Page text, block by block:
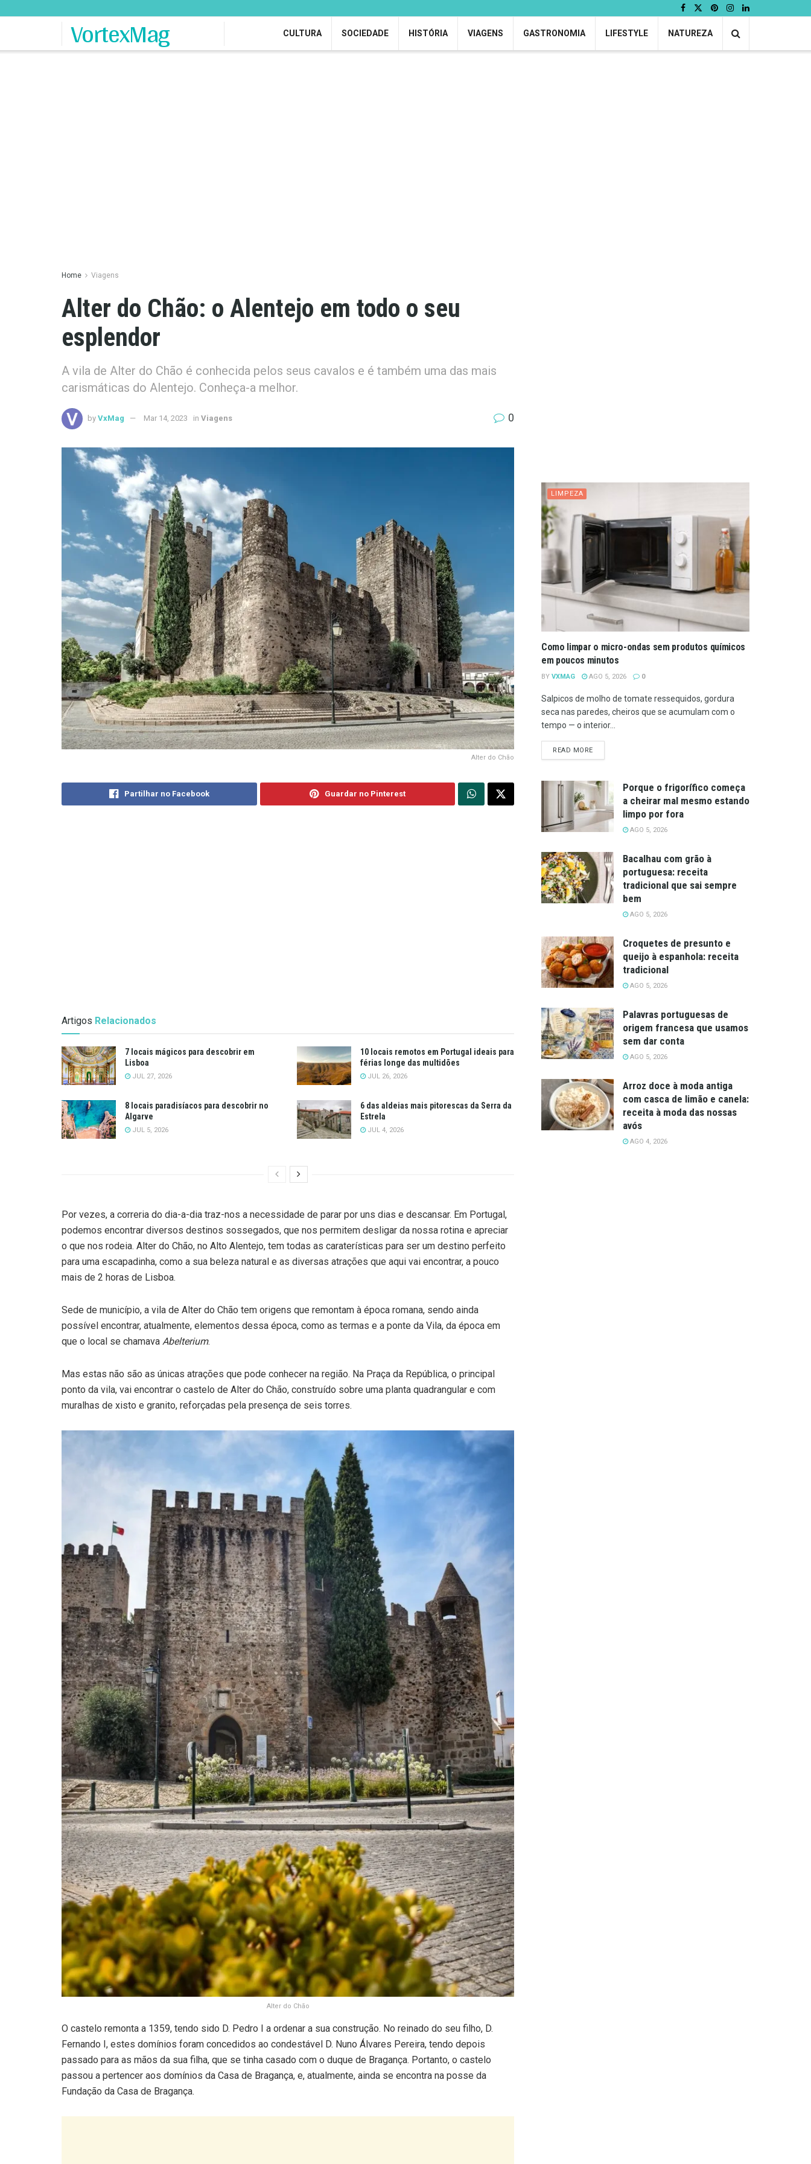
VortexMag CULTURA SOCIEDADE HISTÓRIA VIAGENS GASTRONOMIA LIFESTYLE NATUREZA
Home Viagens
Alter do Chão: o Alentejo em todo o seu
esplendor
A vila de Alter do Chão é conhecida pelos seus cavalos e é também uma das mais
carismáticas do Alentejo. Conheça-a melhor.
by VxMag Mar 14, 2023 in Viagens 0
Alter do Chão
Partilhar no Facebook Guardar no Pinterest
Artigos Relacionados
7 locais mágicos para descobrir em
Lisboa
JUL 27, 2026
10 locais remotos em Portugal ideais para
férias longe das multidões
JUL 26, 2026
8 locais paradisíacos para descobrir no
Algarve
JUL 5, 2026
6 das aldeias mais pitorescas da Serra da
Estrela
JUL 4, 2026
Por vezes, a correria do dia-a-dia traz-nos a necessidade de parar por uns dias e descansar. Em Portugal,
podemos encontrar diversos destinos sossegados, que nos permitem desligar da nossa rotina e apreciar
o que nos rodeia. Alter do Chão, no Alto Alentejo, tem todas as caraterísticas para ser um destino perfeito
para uma escapadinha, como a sua beleza natural e as diversas atrações que aqui vai encontrar, a pouco
mais de 2 horas de Lisboa.
Sede de município, a vila de Alter do Chão tem origens que remontam à época romana, sendo ainda
possível encontrar, atualmente, elementos dessa época, como as termas e a ponte da Vila, da época em
que o local se chamava Abelterium.
Mas estas não são as únicas atrações que pode conhecer na região. Na Praça da República, o principal
ponto da vila, vai encontrar o castelo de Alter do Chão, construído sobre uma planta quadrangular e com
muralhas de xisto e granito, reforçadas pela presença de seis torres.
Alter do Chão
O castelo remonta a 1359, tendo sido D. Pedro I a ordenar a sua construção. No reinado do seu filho, D.
Fernando I, estes domínios foram concedidos ao condestável D. Nuno Álvares Pereira, tendo depois
passado para as mãos da sua filha, que se tinha casado com o duque de Bragança. Portanto, o castelo
passou a pertencer aos domínios da Casa de Bragança, e, atualmente, ainda se encontra na posse da
Fundação da Casa de Bragança.
LIMPEZA
Como limpar o micro-ondas sem produtos químicos
em poucos minutos
BY VXMAG AGO 5, 2026 0
Salpicos de molho de tomate ressequidos, gordura
seca nas paredes, cheiros que se acumulam com o
tempo — o interior...
READ MOREDETAILS
Porque o frigorífico começa
a cheirar mal mesmo estando
limpo por fora
AGO 5, 2026
Bacalhau com grão à
portuguesa: receita
tradicional que sai sempre
bem
AGO 5, 2026
Croquetes de presunto e
queijo à espanhola: receita
tradicional
AGO 5, 2026
Palavras portuguesas de
origem francesa que usamos
sem dar conta
AGO 5, 2026
Arroz doce à moda antiga
com casca de limão e canela:
receita à moda das nossas
avós
AGO 4, 2026